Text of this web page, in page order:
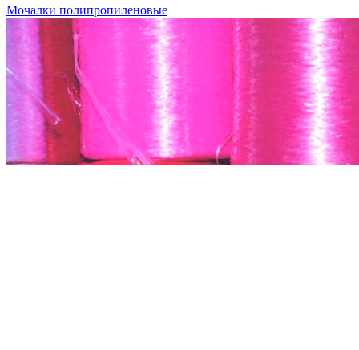
Мочалки полипропиленовые